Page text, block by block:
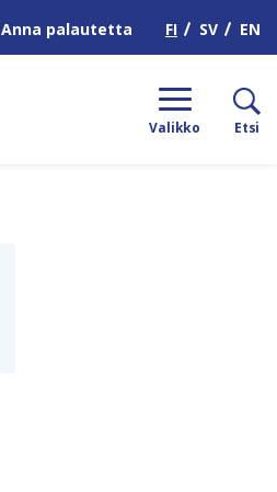
Anna palautetta FI SV EN
Valikko Etsi